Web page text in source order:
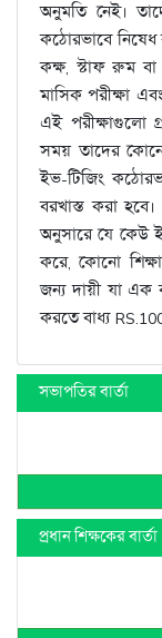
অনুমতি নেই।
কঠোরভাবে নিষেধ
কক্ষ, স্টাফ রুম বা
মাসিক পরীক্ষা
এই পরীক্ষাগুলো
সময় তাদের
ইভ-টিজিং
বরখাস্ত করা
অনুসারে যে কেউ
করে, কোনো
জন্য দায়ী যা এক
করতে বাধ্য
সভাপতির বার্তা
প্রধান শিক্ষকের বার্তা